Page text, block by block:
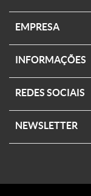
EMPRESA
INFORMAÇÕES
REDES SOCIAIS
NEWSLETTER